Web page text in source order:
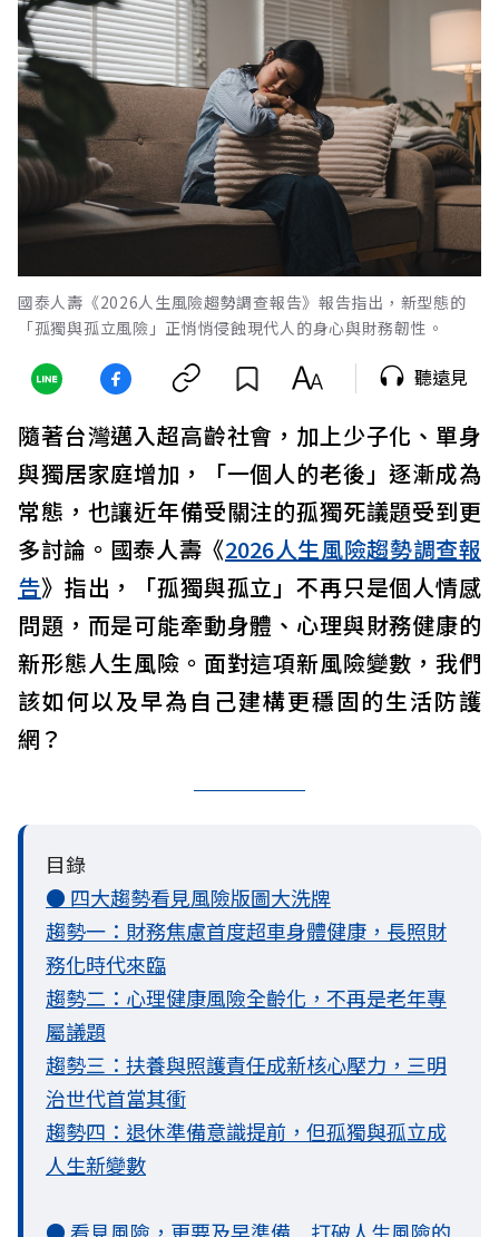
國泰人壽《2026人生風險趨勢調查報告》報告指出，新型態的
「孤獨與孤立風險」正悄悄侵蝕現代人的身心與財務韌性。
聽遠見
隨著台灣邁入超高齡社會，加上少子化、單身
與獨居家庭增加，「一個人的老後」逐漸成為
常態，也讓近年備受關注的孤獨死議題受到更
多討論。國泰人壽《2026人生風險趨勢調查報
告》指出，「孤獨與孤立」不再只是個人情感
問題，而是可能牽動身體、心理與財務健康的
新形態人生風險。面對這項新風險變數，我們
該如何以及早為自己建構更穩固的生活防護
網？
目錄
● 四大趨勢看見風險版圖大洗牌
趨勢一：財務焦慮首度超車身體健康，長照財
務化時代來臨
趨勢二：心理健康風險全齡化，不再是老年專
屬議題
趨勢三：扶養與照護責任成新核心壓力，三明
治世代首當其衝
趨勢四：退休準備意識提前，但孤獨與孤立成
人生新變數